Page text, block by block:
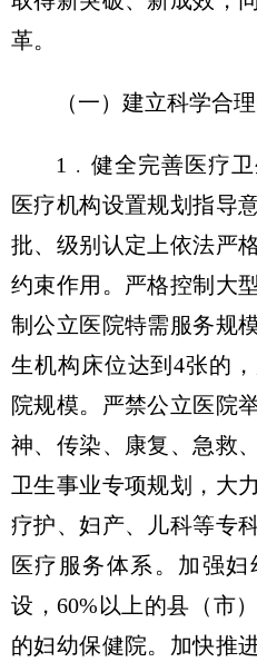
革。
（一）建立科学合
1﹒健全完善医疗
医疗机构设置规划指导
批、级别认定上依法严
约束作用。严格控制大
制公立医院特需服务规
生机构床位达到4张的
院规模。严禁公立医院
神、传染、康复、急救
卫生事业专项规划，大
疗护、妇产、儿科等专
医疗服务体系。加强
设，60%以上的县（市
的妇幼保健院。加快推